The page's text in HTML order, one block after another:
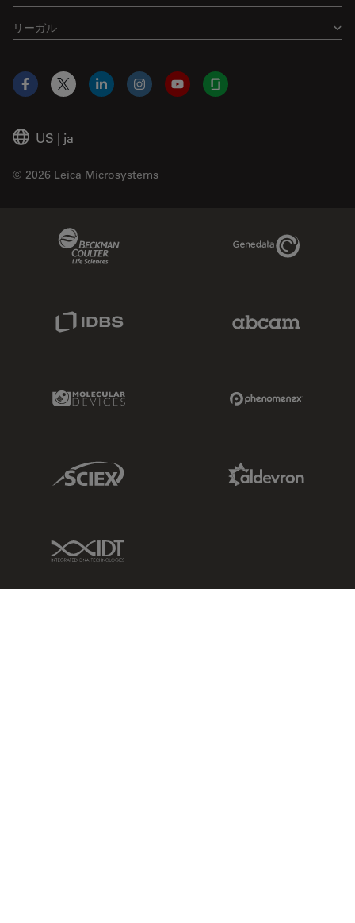
リーガル
US | ja
© 2026 Leica Microsystems
Facebook
X LinkedInInstagramYouTubeGlassdoor
Genedata Link
Molecular Devices Link
Sciex Link
IDT Link